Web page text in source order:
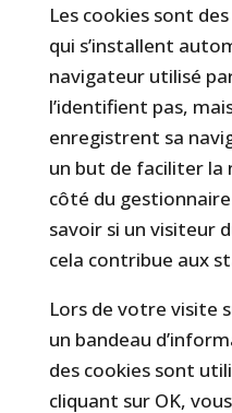
Les cookies sont
qui s’installent
navigateur utilisé
l’identifient pas,
enregistrent sa
un but de faciliter
côté du
savoir si un visiteur
cela contribue aux
Lors de votre visite
un bandeau
des cookies sont
cliquant sur OK,